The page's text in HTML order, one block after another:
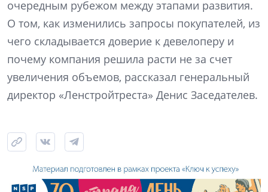
очередным рубежом между этапами развития.
О том, как изменились запросы покупателей, из
чего складывается доверие к девелоперу и
почему компания решила расти не за счет
увеличения объемов, рассказал генеральный
директор «Ленстройтреста» Денис Заседателев.